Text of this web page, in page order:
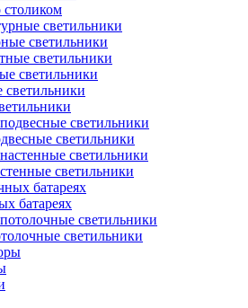
светильники
светильники
светильники
светильники
батареях
светильники